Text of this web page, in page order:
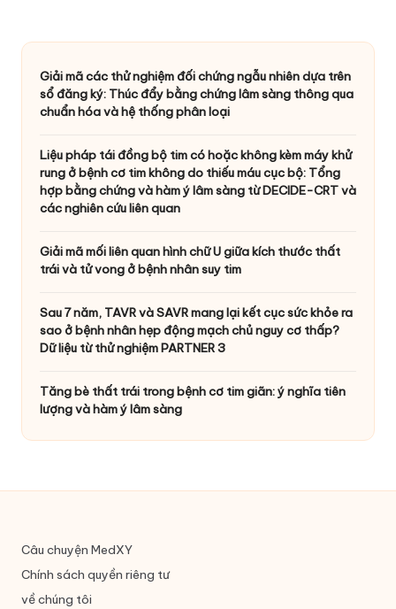
Giải mã các thử nghiệm đối chứng ngẫu nhiên dựa trên
sổ đăng ký: Thúc đẩy bằng chứng lâm sàng thông qua
chuẩn hóa và hệ thống phân loại
Liệu pháp tái đồng bộ tim có hoặc không kèm máy khử
rung ở bệnh cơ tim không do thiếu máu cục bộ: Tổng
hợp bằng chứng và hàm ý lâm sàng từ DECIDE-CRT và
các nghiên cứu liên quan
Giải mã mối liên quan hình chữ U giữa kích thước thất
trái và tử vong ở bệnh nhân suy tim
Sau 7 năm, TAVR và SAVR mang lại kết cục sức khỏe ra
sao ở bệnh nhân hẹp động mạch chủ nguy cơ thấp?
Dữ liệu từ thử nghiệm PARTNER 3
Tăng bè thất trái trong bệnh cơ tim giãn: ý nghĩa tiên
lượng và hàm ý lâm sàng
Câu chuyện MedXY
Chính sách quyền riêng tư
về chúng tôi